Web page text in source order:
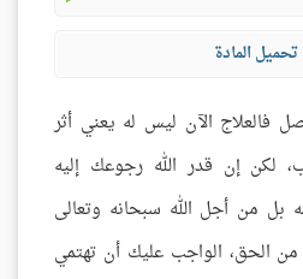
تحميل المادة
فالعلاج الآن ليس له يعني أثر
لكن إن قدر الله رجوعك إليه
بل من أجل الله سبحانه وتعالى
الحق، الواجب عليك أن تهتمي